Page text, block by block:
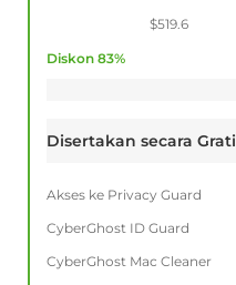
$519.6
Diskon 83%
Disertakan secara
Akses ke Privacy Guard
CyberGhost ID Guard
CyberGhost Mac Cleaner